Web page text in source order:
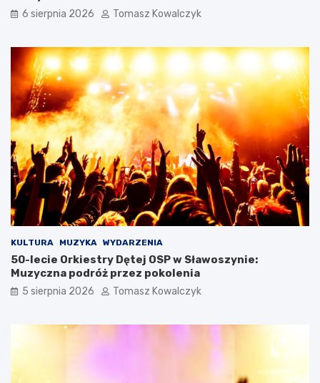
6 sierpnia 2026 Tomasz Kowalczyk
KULTURA MUZYKA WYDARZENIA
50-lecie Orkiestry Dętej OSP w Sławoszynie:
Muzyczna podróż przez pokolenia
5 sierpnia 2026 Tomasz Kowalczyk